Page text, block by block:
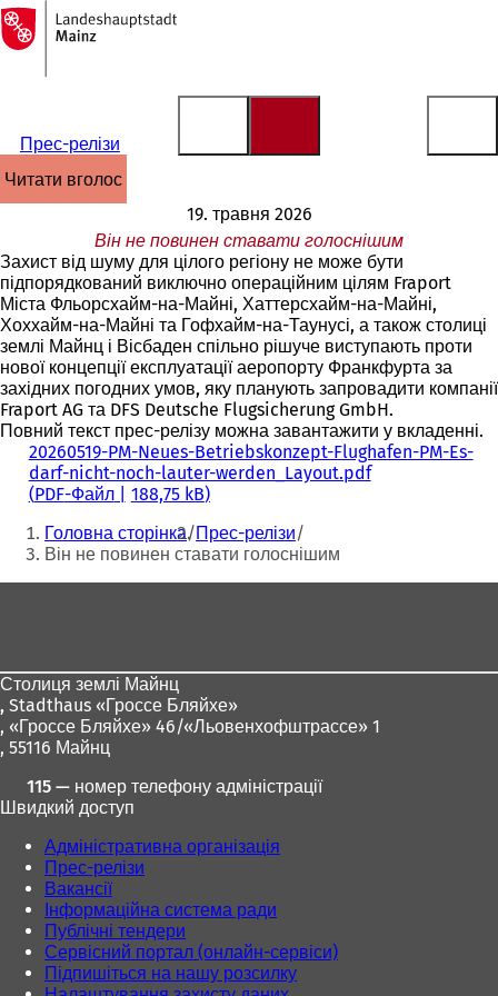
Перейти до змісту
На
головну
сторінку
Прес-релізи
читати вголос
19. травня 2026
Він не повинен ставати голоснішим
Захист від шуму для цілого регіону не може бути
підпорядкований виключно операційним цілям Fraport
Міста Фльорсхайм-на-Майні, Хаттерсхайм-на-Майні,
Хоххайм-на-Майні та Гофхайм-на-Таунусі, а також столиці
землі Майнц і Вісбаден спільно рішуче виступають проти
нової концепції експлуатації аеропорту Франкфурта за
західних погодних умов, яку планують запровадити компанії
Fraport AG та DFS Deutsche Flugsicherung GmbH.
Повний текст прес-релізу можна завантажити у вкладенні.
20260519-PM-Neues-Betriebskonzept-Flughafen-PM-Es-
darf-nicht-noch-lauter-werden_Layout.pdf
PDF-Файл 188,75 kB
Ти
тут:
Головна сторінка Прес-релізи
Він не повинен ставати голоснішим
Столиця землі Майнц
, Stadthaus «Гроссе Бляйхе»
, «Гроссе Бляйхе» 46/«Льовенхофштрассе» 1
, 55116 Майнц
115 — номер телефону адміністрації
Швидкий доступ
Адміністративна організація
Прес-релізи
Вакансії
Інформаційна система ради
Публічні тендери
Сервісний портал (онлайн-сервіси)
Підпишіться на нашу розсилку